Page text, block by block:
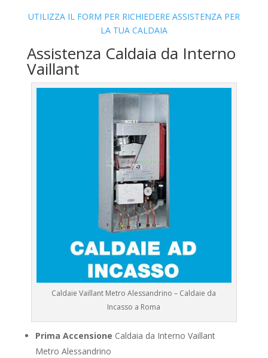
UTILIZZA IL FORM PER RICHIEDERE ASSISTENZA PER
LA TUA CALDAIA
Assistenza Caldaia da Interno
Vaillant
Caldaie Vaillant Metro Alessandrino – Caldaie da
Incasso a Roma
Prima Accensione Caldaia da Interno Vaillant
Metro Alessandrino